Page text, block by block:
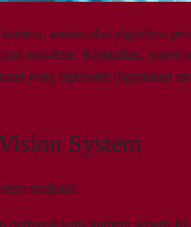
sensor, dan algoritma
real-time. Kemudian, sistem
yang diperoleh digunakan
System
meliputi: